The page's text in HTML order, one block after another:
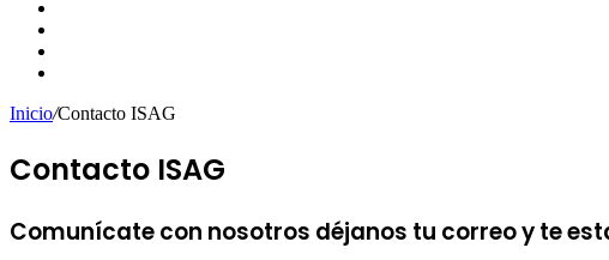
Inicio/Contacto ISAG
Contacto ISAG
Comunícate con nosotros déjanos tu correo y te